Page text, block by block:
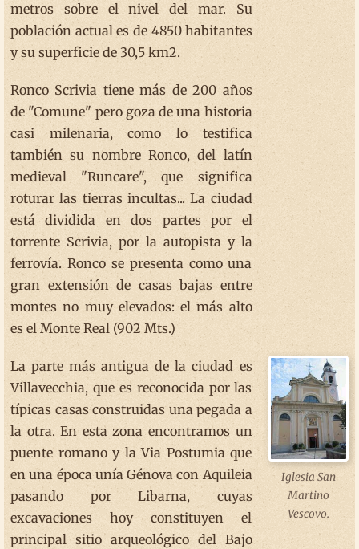
metros sobre el nivel del mar. Su
población actual es de 4850 habitantes
y su superficie de 30,5 km2.
Ronco Scrivia tiene más de 200 años
de "Comune" pero goza de una historia
casi milenaria, como lo testifica
también su nombre Ronco, del latín
medieval "Runcare", que significa
roturar las tierras incultas... La ciudad
está dividida en dos partes por el
torrente Scrivia, por la autopista y la
ferrovía. Ronco se presenta como una
gran extensión de casas bajas entre
montes no muy elevados: el más alto
es el Monte Real (902 Mts.)
La parte más antigua de la ciudad es
Villavecchia, que es reconocida por las
típicas casas construidas una pegada a
la otra. En esta zona encontramos un
puente romano y la Via Postumia que
en una época unía Génova con Aquileia
pasando por Libarna, cuyas
excavaciones hoy constituyen el
principal sitio arqueológico del Bajo
Iglesia San
Martino
Vescovo.